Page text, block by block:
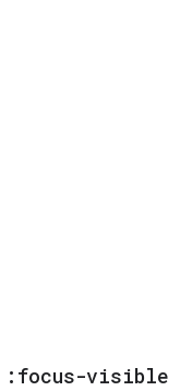
:focus-visible